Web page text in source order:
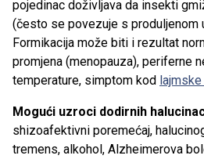
pojedinac doživljava da insekti
(često se povezuje s produljenom
Formikacija može biti i rezultat
promjena (menopauza), periferne
temperature, simptom kod
Mogući uzroci dodirnih
shizoafektivni poremećaj,
tremens, alkohol, Alzheimerova